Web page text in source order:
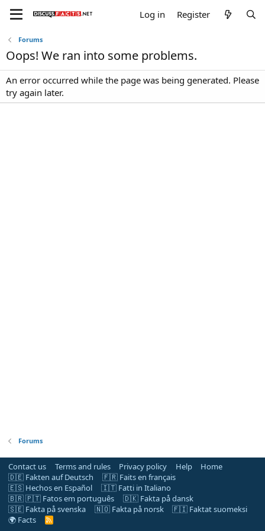
Log in Register
Forums
Oops! We ran into some problems.
An error occurred while the page was being generated. Please
try again later.
Forums
Contact us Terms and rules Privacy policy Help
Home
🇩🇪 Fakten auf Deutsch
🇫🇷 Faits en français
🇪🇸 Hechos en Español
🇮🇹 Fatti in Italiano
🇧🇷 🇵🇹 Fatos em português
🇩🇰 Fakta på dansk
🇸🇪 Fakta på svenska
🇳🇴 Fakta på norsk
🇫🇮 Faktat suomeksi
🌍 Facts
R